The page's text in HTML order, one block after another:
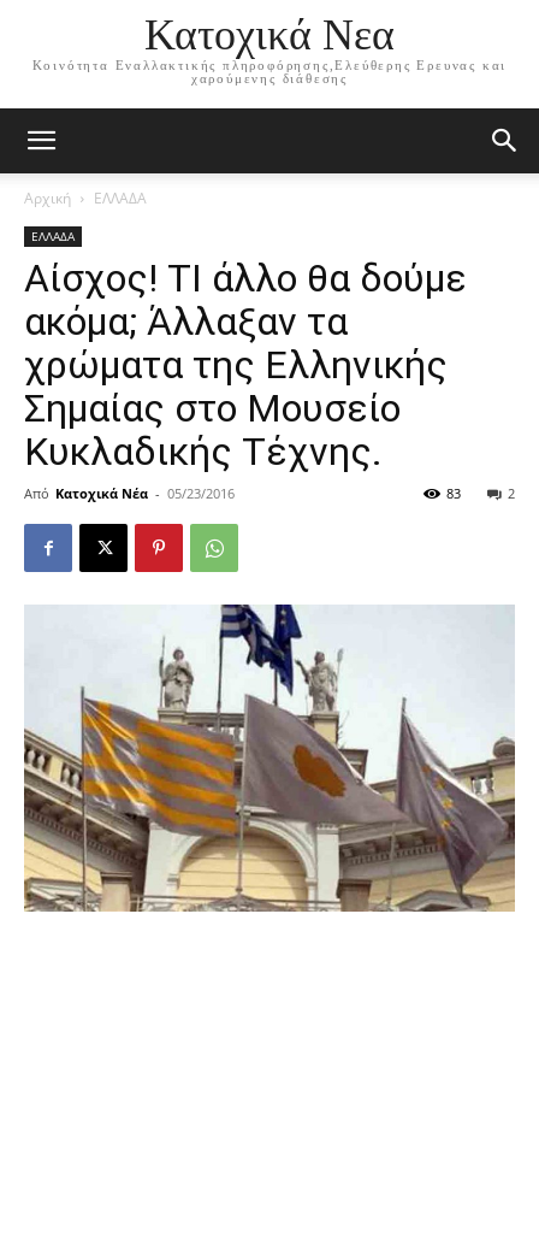
Κατοχικά Νεα
Κοινότητα Εναλλακτικής πληροφόρησης,Ελεύθερης Ερευνας και
χαρούμενης διάθεσης
Αρχική ΕΛΛΑΔΑ
ΕΛΛΑΔΑ
Αίσχος! ΤΙ άλλο θα δούμε
ακόμα; Άλλαξαν τα
χρώματα της Ελληνικής
Σημαίας στο Μουσείο
Κυκλαδικής Τέχνης.
Από Κατοχικά Νέα - 05/23/2016 2
83